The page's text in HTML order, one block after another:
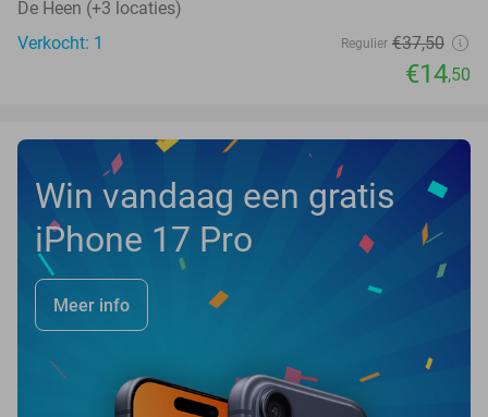
De Heen (+3 locaties)
Verkocht: 1
Regulier €37,50
€14,50
Win vandaag een gratis
iPhone 17 Pro
Meer info